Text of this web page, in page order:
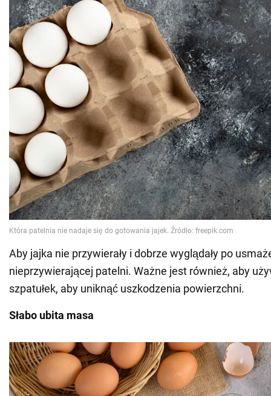
Aby jajka nie przywierały i dobrze wyglądały po
nieprzywierającej patelni. Ważne jest również, aby
szpatułek, aby uniknąć uszkodzenia powierzchni.
Słabo ubita masa